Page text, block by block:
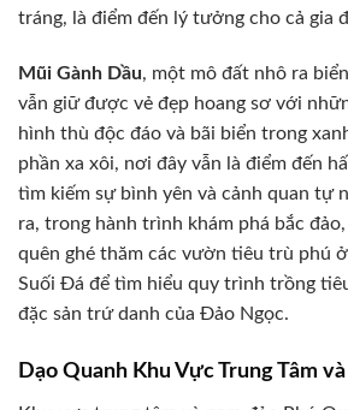
tráng, là điểm đến lý tưởng cho cả gia
Mũi Gành Dầu, một mô đất nhô ra
vẫn giữ được vẻ đẹp hoang sơ với
hình thù độc đáo và bãi biển trong
phần xa xôi, nơi đây vẫn là điểm đến
tìm kiếm sự bình yên và cảnh quan tự
ra, trong hành trình khám phá bắc
quên ghé thăm các vườn tiêu trù phú
Suối Đá để tìm hiểu quy trình trồng
đặc sản trứ danh của Đảo Ngọc.
Dạo Quanh Khu Vực Trung Tâm